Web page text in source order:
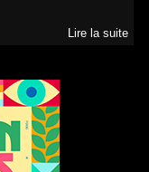
Lire la suite